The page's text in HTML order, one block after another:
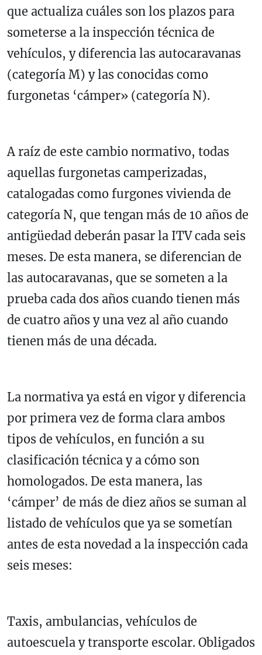
que actualiza cuáles son los plazos para
someterse a la inspección técnica de
vehículos, y diferencia las autocaravanas
(categoría M) y las conocidas como
furgonetas ‘cámper» (categoría N).
A raíz de este cambio normativo, todas
aquellas furgonetas camperizadas,
catalogadas como furgones vivienda de
categoría N, que tengan más de 10 años de
antigüedad deberán pasar la ITV cada seis
meses. De esta manera, se diferencian de
las autocaravanas, que se someten a la
prueba cada dos años cuando tienen más
de cuatro años y una vez al año cuando
tienen más de una década.
La normativa ya está en vigor y diferencia
por primera vez de forma clara ambos
tipos de vehículos, en función a su
clasificación técnica y a cómo son
homologados. De esta manera, las
‘cámper’ de más de diez años se suman al
listado de vehículos que ya se sometían
antes de esta novedad a la inspección cada
seis meses:
Taxis, ambulancias, vehículos de
autoescuela y transporte escolar. Obligados